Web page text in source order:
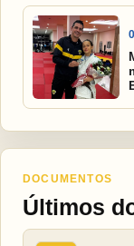
DOCUMENTOS
Últimos